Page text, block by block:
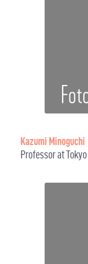
Kazumi Minoguchi
Professor at